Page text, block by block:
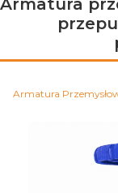
Armatura
Armatura